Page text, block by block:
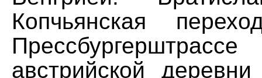
Копчьянская
австрийской